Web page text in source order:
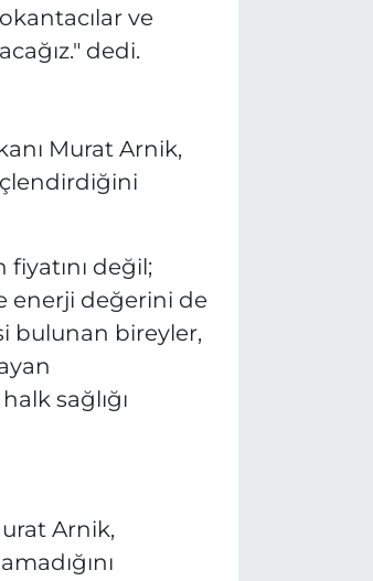
ve
dedi.
Murat Arnik,
fiyatını değil;
enerji değerini de
bulunan bireyler,
sağlığı
Arnik,